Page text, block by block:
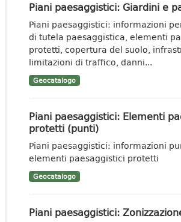
Piani paesaggistici: Giardini e
Piani paesaggistici: informazioni
di tutela paesaggistica, elementi
protetti, copertura del suolo,
limitazioni di traffico, danni...
Geocatalogo
Piani paesaggistici: Elementi
protetti (punti)
Piani paesaggistici: informazioni
elementi paesaggistici protetti
Geocatalogo
Piani paesaggistici: